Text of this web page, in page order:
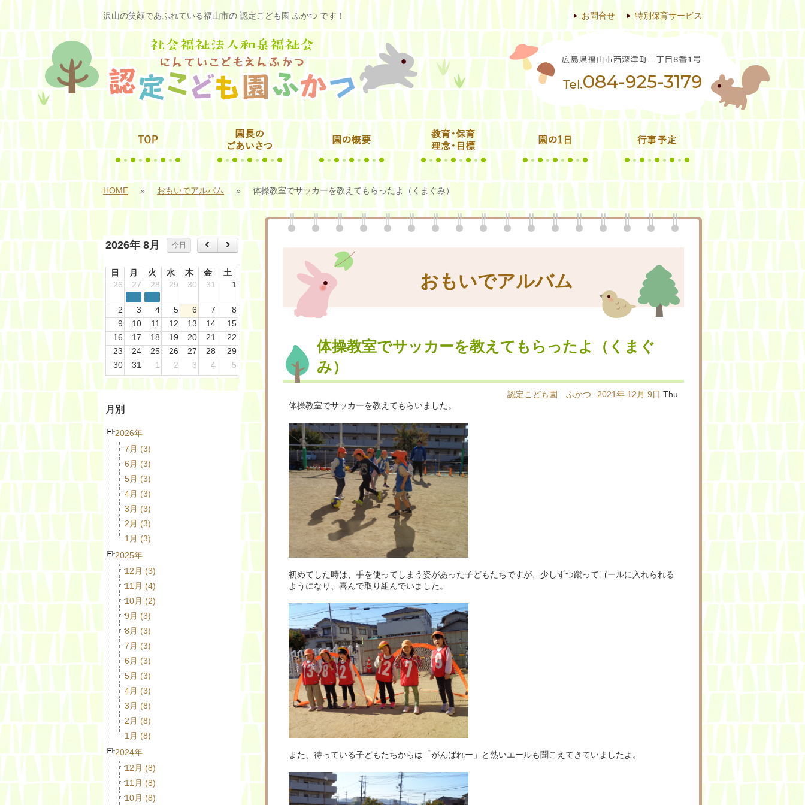
沢山の笑顔であふれている福山市の 認定こども園 ふかつ です！ 特別保育サービス
お問合せ
HOME » おもいでアルバム » 体操教室でサッカーを教えてもらったよ（くまぐみ）
2026年 8月 今日
日 月 火 水 木 金
土
26
27 28 29 30 31 1
2 3 4 5 6 7
8
9
10 11 12 13 14
15
16
17 18 19 20 21
22
23
24 25 26 27 28
29
30
31 1 2 3 4 5
月別
2026年
7月 (3)
6月 (3)
5月 (3)
4月 (3)
3月 (3)
2月 (3)
1月 (3)
2025年
12月 (3)
11月 (4)
10月 (2)
9月 (3)
8月 (3)
7月 (3)
6月 (3)
5月 (3)
4月 (3)
3月 (8)
2月 (8)
1月 (8)
2024年
12月 (8)
11月 (8)
10月 (8)
おもいでアルバム
体操教室でサッカーを教えてもらったよ（くまぐ
み）
2021年 12月 9日 Thu
認定こども園 ふかつ
体操教室でサッカーを教えてもらいました。
初めてした時は、手を使ってしまう姿があった子どもたちですが、少しずつ蹴ってゴールに入れられる
ようになり、喜んで取り組んでいました。
また、待っている子どもたちからは「がんばれー」と熱いエールも聞こえてきていましたよ。